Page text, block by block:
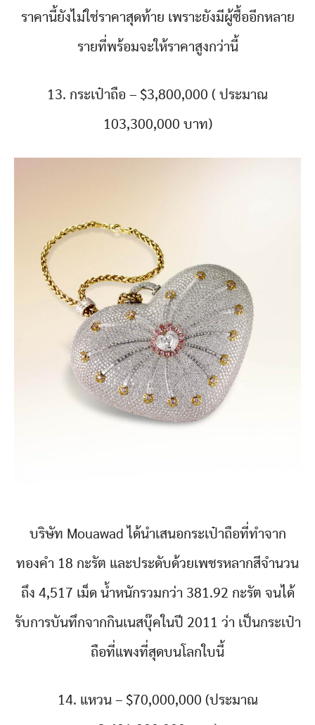
ราคานี้ยังไม่ใช่ราคาสุดท้าย เพราะยังมีผู้ซื้ออีกหลาย
รายที่พร้อมจะให้ราคาสูงกว่านี้
13. กระเป๋าถือ – $3,800,000 ( ประมาณ
103,300,000 บาท)
บริษัท Mouawad ได้นำเสนอกระเป๋าถือที่ทำจาก
ทองคำ 18 กะรัต และประดับด้วยเพชรหลากสีจำนวน
ถึง 4,517 เม็ด น้ำหนักรวมกว่า 381.92 กะรัต จนได้
รับการบันทึกจากกินเนสบุ๊คในปี 2011 ว่า เป็นกระเป๋า
ถือที่แพงที่สุดบนโลกใบนี้
14. แหวน – $70,000,000 (ประมาณ